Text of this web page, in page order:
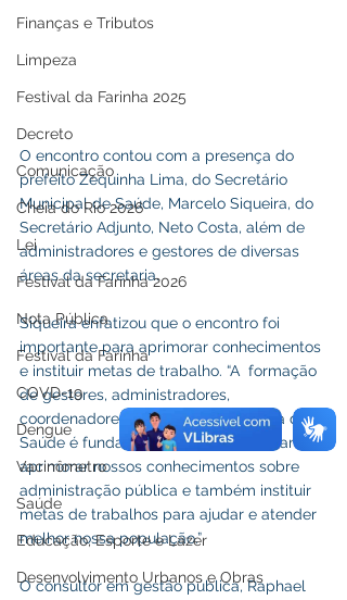
Finanças e Tributos
Limpeza
Festival da Farinha 2025
Decreto
Comunicação
Cheia do Rio 2026
Lei
Festival da Farinha 2026
Nota Pública
Festival da Farinha
COVD-19
Dengue
Vacinômetro
Saúde
Educação, Esporte e Lazer
Desenvolvimento Urbanos e Obras
O encontro contou com a presença do
prefeito Zequinha Lima, do Secretário
Municipal de Saúde, Marcelo Siqueira, do
Secretário Adjunto, Neto Costa, além de
administradores e gestores de diversas
áreas da secretaria.
Siqueira enfatizou que o encontro foi
importante para aprimorar conhecimentos
e instituir metas de trabalho. “A  formação
de gestores, administradores,
coordenadores de área da Secretaria de
Saúde é fundamental para que possamos
aprimorar nossos conhecimentos sobre
administração pública e também instituir
metas de trabalhos para ajudar e atender
melhor nossa população.”
O consultor em gestão pública, Raphael